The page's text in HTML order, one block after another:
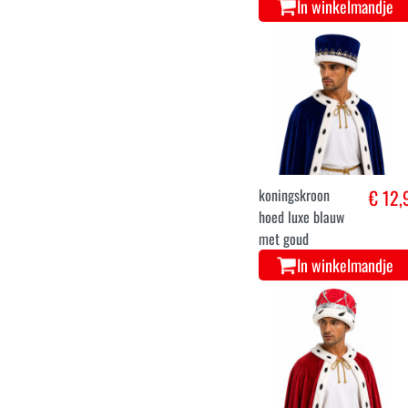
In winkelmandje
koningskroon
hoed luxe blauw
met goud
€
In winkelmandje